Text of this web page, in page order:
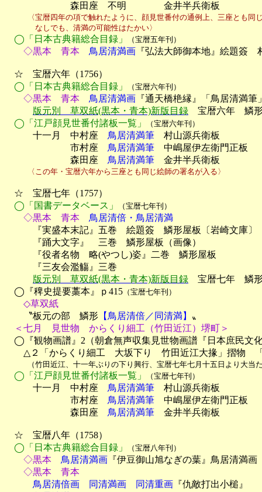
森田座　不明　　　　金井半兵衛板
〈宝暦四年の項で触れたように、顔見世番付の通例上、三座とも同じ
なしでも、清満の可能性はたかい〉
◯「日本古典籍総合目録」 （宝暦五年刊）
◇黒本　青本 鳥居清満画 『弘法大師御本地』絵題簽
☆　宝暦六年（1756）
◯「日本古典籍総合目録」
（宝暦六年刊）
◇黒本　青本 鳥居清満画 『通天橋栬縁』「鳥居清満
版元別　草双紙(黒本・青本)新版目録 宝暦六年　鱗
◯「江戸顔見世番付諸板一覧」
（宝暦六年刊）
十一月　中村座 鳥居清満筆 村山源兵衛板
市村座 鳥居清満筆 中嶋屋伊左衛門正板
森田座 鳥居清満筆 金井半兵衛板
〈この年・宝暦六年から三座とも同じ絵師の署名が入る〉
☆　宝暦七年（1757）
◯「国書データベース」
（宝暦七年刊）
◇黒本　青本 鳥居清倍・鳥居清満
『実盛本末記』五巻　絵題簽　鱗形屋板〔岩崎文庫〕
『踊大文字』　三巻　鱗形屋板（画像）
『役者名物　略(やつし)姿』二巻　鱗形屋板
『三友会濫觴』三巻
版元別　草双紙(黒本・青本)新版目録 宝暦七年　鱗
◯『稗史提要藁本』ｐ415 （宝暦七年刊）
◇草双紙
〝板元の部　鱗形 【鳥居清倍／同清満】 〟
＜七月　見世物　からくり細工（竹田近江）堺町＞
◯『観物画譜』2（朝倉無声収集見世物画譜『日本庶民文
△２「からくり細工　大坂下り　竹田近江大掾」摺物　
（竹田近江、十一年ぶりの下り興行、宝暦七年七月十五日より大当た
◯「江戸顔見世番付諸板一覧」 （宝暦七年刊）
十一月　中村座 鳥居清満筆 村山源兵衛板
市村座 鳥居清満筆 中嶋屋伊左衛門正板
森田座 鳥居清満筆 金井半兵衛板
☆　宝暦八年（1758）
◯「日本古典籍総合目録」
（宝暦八年刊）
◇黒本 鳥居清満画 『伊豆御山旭なぎの葉』鳥居清満
◇黒本　青本
鳥居清倍画　同清満画　同清重画 『仇敵打出小槌』